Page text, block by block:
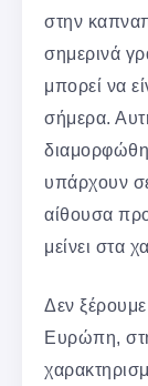
στην
σημερινά
μπορεί να
σήμερα.
υπάρχουν
αίθουσα
μείνει στα
Δεν ξέρουμε
Ευρώπη,